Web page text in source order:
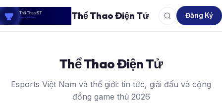
Thể Thao Điện Tử Đăng Ký
Thể Thao Điện Tử
Esports Việt Nam và thế giới: tin tức, giải đấu và cộng
đồng game thủ 2026